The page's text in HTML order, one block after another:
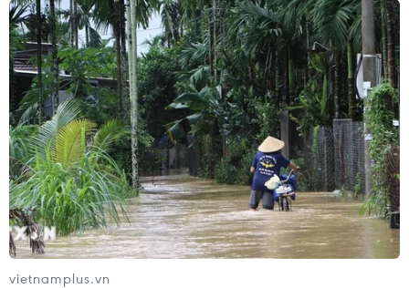
#Thương hiệu quốc gia
#phát triển thương hiệu
#thương hiệu Việt
vietnamplus.vn